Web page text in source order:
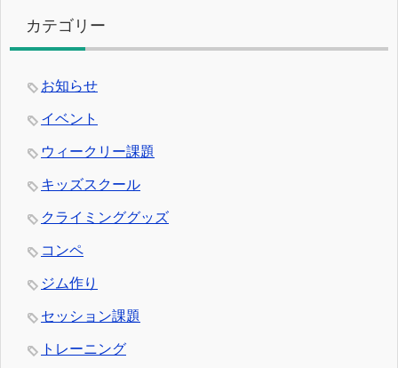
カテゴリー
お知らせ
イベント
ウィークリー課題
キッズスクール
クライミンググッズ
コンペ
ジム作り
セッション課題
トレーニング